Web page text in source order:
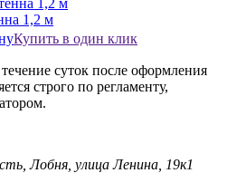
1,2 м
Купить в один клик
суток после оформления
строго по регламенту,
Лобня, улица Ленина, 19к1